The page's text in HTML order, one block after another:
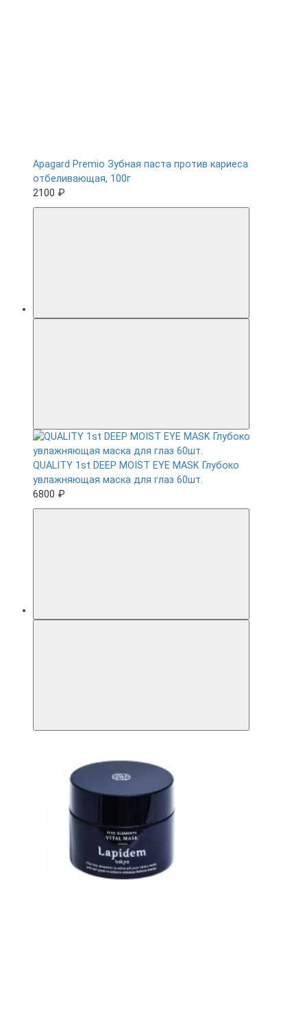
Apagard Premio Зубная паста против кариеса
отбеливающая, 100г
2100 ₽
QUALITY 1st DEEP MOIST EYE MASK Глубоко
увлажняющая маска для глаз 60шт.
6800 ₽